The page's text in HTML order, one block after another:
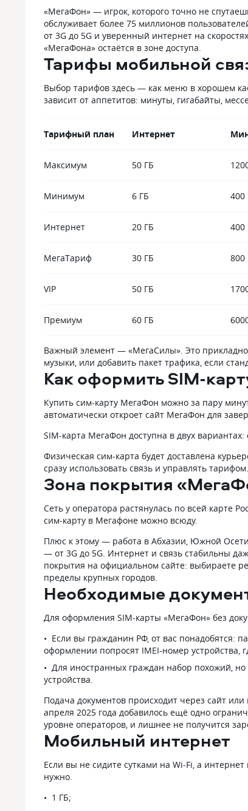
«МегаФон» — игрок, которого точно не
обслуживает более 75 миллионов
от 3G до 5G и уверенный интернет на
«МегаФона» остаётся в зоне доступа.
Тарифы мобильной
Выбор тарифов здесь — как меню в хорошем
зависит от аппетитов: минуты, гигабайты,
Тарифный план Интернет
Максимум 50 ГБ
Минимум 6 ГБ 400
Интернет 20 ГБ 400
МегаТариф 30 ГБ 800
VIP 50 ГБ
Премиум 60 ГБ
Важный элемент — «МегаСилы». Это
музыки, или добавить пакет трафика, если
Как оформить SIM-
Купить сим-карту МегаФон можно за пару
автоматически откроет сайт МегаФон для
SIM-карта МегаФон доступна в двух
Физическая сим-карта будет доставлена
сразу использовать связь и управлять тарифом.
Зона покрытия
Сеть у оператора растянулась по всей карте
сим-карту в Мегафоне можно всюду.
Плюс к этому — работа в Абхазии, Южной
— от 3G до 5G. Интернет и связь стабильны
покрытия на официальном сайте: выбираете
пределы крупных городов.
Необходимые
Для оформления SIM-карты «МегаФон» без
Если вы гражданин РФ, от вас понадобятся:
оформлении попросят IMEI-номер устройства,
Для иностранных граждан набор похожий, но
устройства.
Подача документов происходит через сайт
апреля 2025 года добавилось ещё одно
уровне операторов, и лишнее не получится
Мобильный интернет
Если вы не сидите сутками на Wi‑Fi, а
нужно.
1 ГБ;